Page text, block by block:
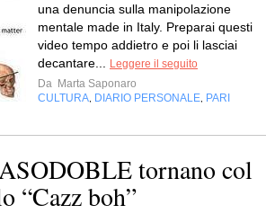
una denuncia sulla manipolazione
mentale made in Italy. Preparai questi
video tempo addietro e poi li lasciai
decantare...
Leggere il seguito
Da Marta Saponaro
CULTURA DIARIO PERSONALE PARI
tornano col
“Cazz boh”